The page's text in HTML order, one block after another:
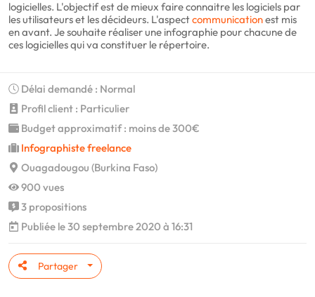
logicielles. L'objectif est de mieux faire connaitre les logiciels par
les utilisateurs et les décideurs. L'aspectcommunicationest mis
en avant. Je souhaite réaliser une infographie pour chacune de
ces logicielles qui va constituer le répertoire.
Délai demandé : Normal
Profil client : Particulier
Budget approximatif : moins de 300€
Infographiste freelance
Ouagadougou (Burkina Faso)
900 vues
3 propositions
Publiée le 30 septembre 2020 à 16:31
Partager